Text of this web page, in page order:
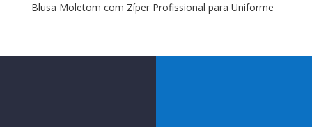
Blusa Moletom com Zíper Profissional para Uniforme